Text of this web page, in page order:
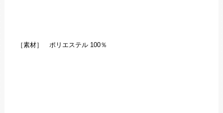
［素材］ ポリエステル 100％